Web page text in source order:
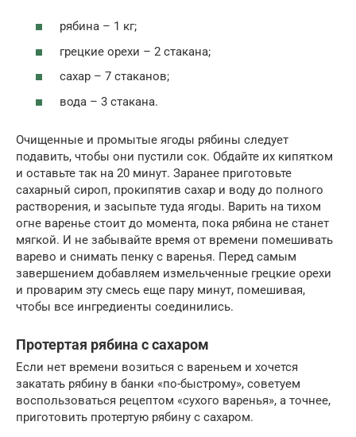
рябина – 1 кг;
грецкие орехи – 2 стакана;
сахар – 7 стаканов;
вода – 3 стакана.
Очищенные и промытые ягоды рябины следует
подавить, чтобы они пустили сок. Обдайте их кипятком
и оставьте так на 20 минут. Заранее приготовьте
сахарный сироп, прокипятив сахар и воду до полного
растворения, и засыпьте туда ягоды. Варить на тихом
огне варенье стоит до момента, пока рябина не станет
мягкой. И не забывайте время от времени помешивать
варево и снимать пенку с варенья. Перед самым
завершением добавляем измельченные грецкие орехи
и проварим эту смесь еще пару минут, помешивая,
чтобы все ингредиенты соединились.
Протертая рябина с сахаром
Если нет времени возиться с вареньем и хочется
закатать рябину в банки «по-быстрому», советуем
воспользоваться рецептом «сухого варенья», а точнее,
приготовить протертую рябину с сахаром.